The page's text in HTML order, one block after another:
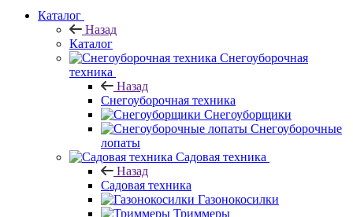
Каталог
Назад
Каталог
Снегоуборочная
техника
Назад
Снегоуборочная техника
Снегоуборщики
Снегоуборочные
лопаты
Садовая техника
Назад
Садовая техника
Газонокосилки
Триммеры